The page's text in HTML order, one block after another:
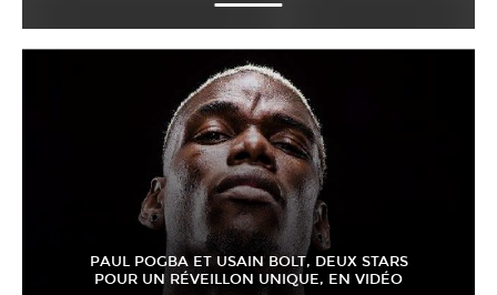
PAUL POGBA ET USAIN BOLT, DEUX STARS
POUR UN RÉVEILLON UNIQUE, EN VIDÉO